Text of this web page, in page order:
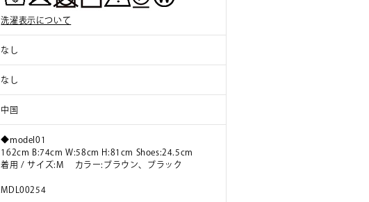
洗濯表示について
なし
なし
中国
◆model01
162cm B:74cm W:58cm H:81cm Shoes:24.5cm
着用 / サイズ:M カラー:ブラウン、ブラック
MDL00254